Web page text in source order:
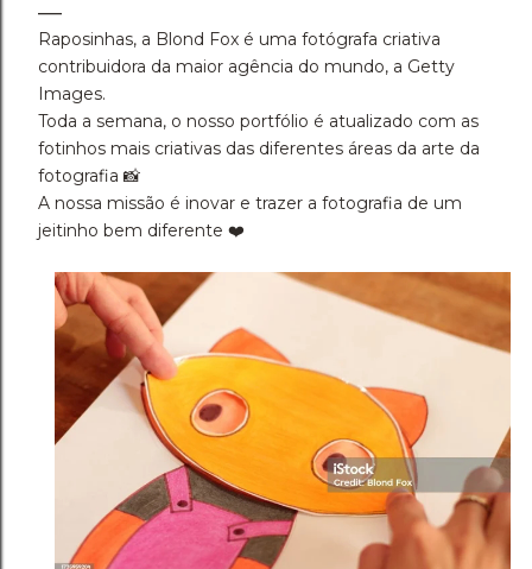
Raposinhas, a Blond Fox é uma fotógrafa criativa
contribuidora da maior agência do mundo, a Getty
Images.
Toda a semana, o nosso portfólio é atualizado com as
fotinhos mais criativas das diferentes áreas da arte da
fotografia 📸
A nossa missão é inovar e trazer a fotografia de um
jeitinho bem diferente ❤️